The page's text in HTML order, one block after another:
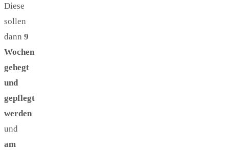
Diese
sollen
dann 9
Wochen
gehegt
und
gepflegt
werden
und
am